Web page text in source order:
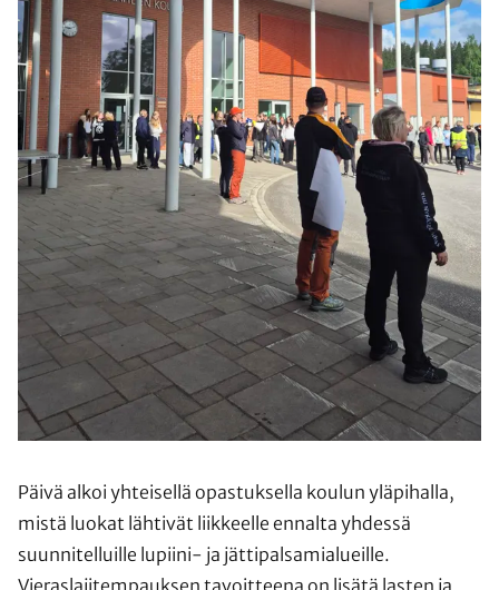
Päivä alkoi yhteisellä opastuksella koulun yläpihalla,
mistä luokat lähtivät liikkeelle ennalta yhdessä
suunnitelluille lupiini- ja jättipalsamialueille.
Vieraslajitempauksen tavoitteena on lisätä lasten ja